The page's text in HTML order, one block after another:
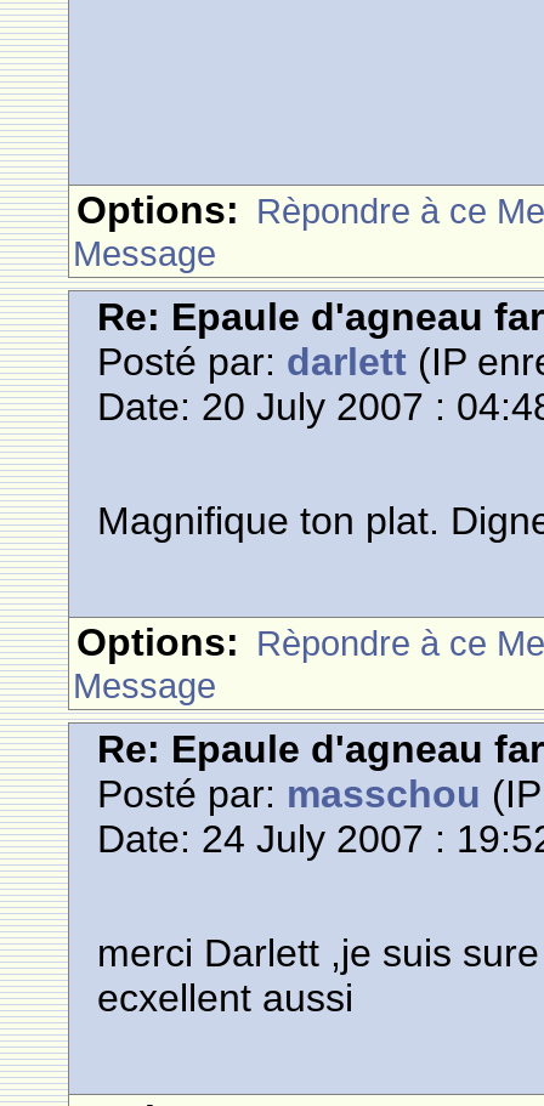
Options: Rèpondre à ce
Message
Re: Epaule d'agneau
Posté par: darlett (IP
Date: 20 July 2007 :
Magnifique ton plat.
Options: Rèpondre à ce
Message
Re: Epaule d'agneau
Posté par: masschou
Date: 24 July 2007 :
merci Darlett ,je suis
ecxellent aussi